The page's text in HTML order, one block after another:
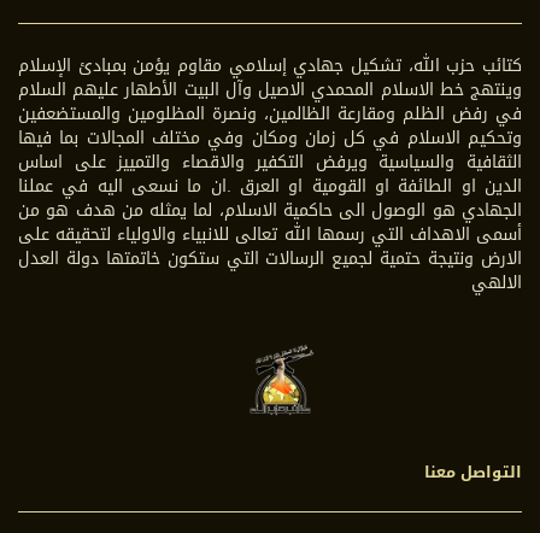
كتائب حزب الله، تشكيل جهادي إسلامي مقاوم يؤمن بمبادئ الإسلام
وينتهج خط الاسلام المحمدي الاصيل وآل البيت الأطهار عليهم السلام
في رفض الظلم ومقارعة الظالمين، ونصرة المظلومين والمستضعفين
وتحكيم الاسلام في كل زمان ومكان وفي مختلف المجالات بما فيها
الثقافية والسياسية ويرفض التكفير والاقصاء والتمييز على اساس
الدين او الطائفة او القومية او العرق .ان ما نسعى اليه في عملنا
الجهادي هو الوصول الى حاكمية الاسلام، لما يمثله من هدف هو من
أسمى الاهداف التي رسمها الله تعالى للانبياء والاولياء لتحقيقه على
الارض ونتيجة حتمية لجميع الرسالات التي ستكون خاتمتها دولة العدل
الالهي
التواصل معنا